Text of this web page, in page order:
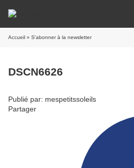
Accueil » S'abonner à la newsletter
DSCN6626
Publié par: mespetitssoleils
Partager